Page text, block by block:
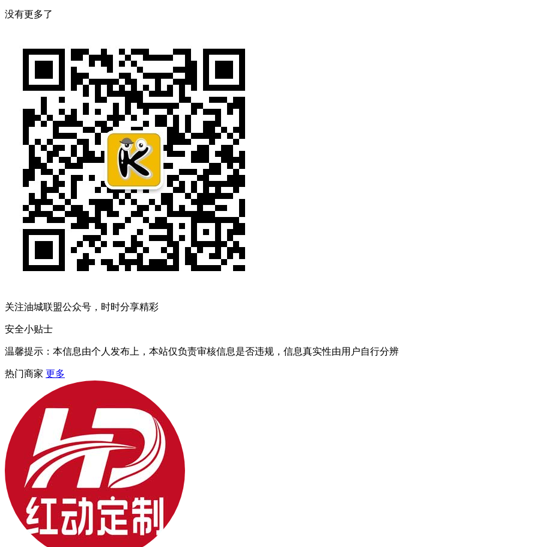
没有更多了
关注油城联盟公众号，时时分享精彩
安全小贴士
温馨提示：本信息由个人发布上，本站仅负责审核信息是否违规，信息真实性由用户自行分辨
热门商家 更多